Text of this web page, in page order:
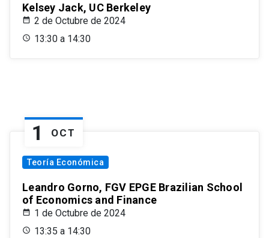
Kelsey Jack, UC Berkeley
2 de Octubre de 2024
13:30 a 14:30
1 OCT
Teoría Económica
Leandro Gorno, FGV EPGE Brazilian School
of Economics and Finance
1 de Octubre de 2024
13:35 a 14:30